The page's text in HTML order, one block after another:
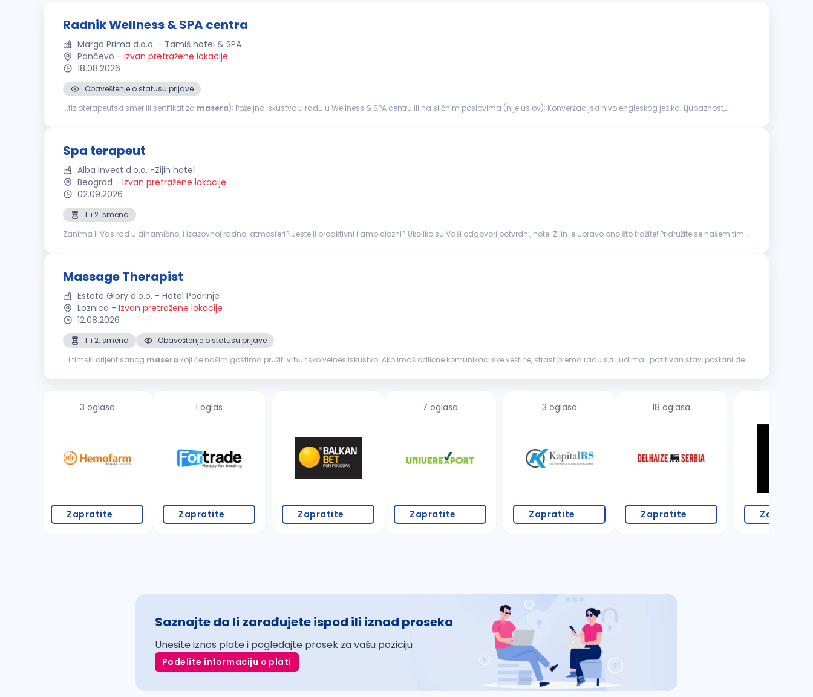
Radnik Wellness & SPA centra
Margo Prima d.o.o. - Tamiš hotel & SPA
Pančevo - Izvan pretražene lokacije
18.08.2026
Obaveštenje o statusu prijave
...fizioterapeutski smer ili sertifikat za masera); Poželjno iskustvo u radu u Wellness & SPA centru ili na sličnim poslovima (nije uslov); Konverzacijski nivo engleskog jezika; Ljubaznost,
Spa terapeut
Alba Invest d.o.o. -Zijin hotel
Beograd - Izvan pretražene lokacije
02.09.2026
1. i 2. smena
Zanima li Vas rad u dinamičnoj i izazovnoj radnoj atmosferi? Jeste li proaktivni i ambiciozni? Ukoliko su Vaši odgovori potvrdni, hotel Zijin je upravo ono što tražite! Pridružite se našem timu
Massage Therapist
Estate Glory d.o.o. - Hotel Podrinje
Loznica - Izvan pretražene lokacije
12.08.2026
1. i 2. smena
Obaveštenje o statusu prijave
...i timski orijentisanog masera koji će našim gostima pružiti vrhunsko velnes iskustvo. Ako imaš odlične komunikacijske veštine, strast prema radu sa ljudima i pozitivan stav, postani deo
3 oglasa
Zapratite
1 oglas
Zapratite Zapratite
7 oglasa
Zapratite
3 oglasa
Zapratite
18 oglasa
Zapratite Zapratite
Saznajte da li zarađujete ispod ili iznad proseka
Unesite iznos plate i pogledajte prosek za vašu poziciju
Podelite informaciju o plati